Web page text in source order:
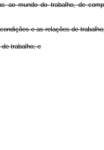
mundo do trabalho, de
e as relações de
trabalho; e